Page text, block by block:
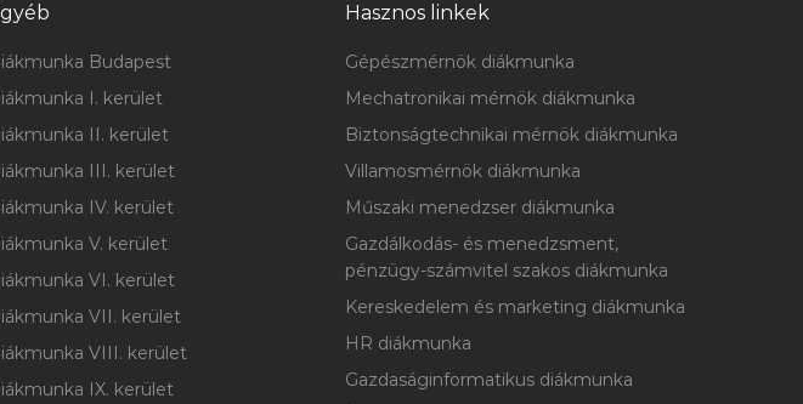
Budapest
I. kerület
II. kerület
III. kerület
IV. kerület
V. kerület
VI. kerület
VII. kerület
VIII. kerület
IX. kerület
Hasznos linkek
Gépészmérnök diákmunka
Mechatronikai mérnök diákmunka
Biztonságtechnikai mérnök diákmunka
Villamosmérnök diákmunka
Műszaki menedzser diákmunka
Gazdálkodás- és menedzsment,
pénzügy-számvitel szakos diákmunka
Kereskedelem és marketing diákmunka
HR diákmunka
Gazdaságinformatikus diákmunka